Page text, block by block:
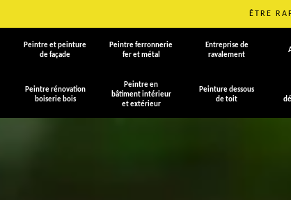
ÊTRE
Peintre et peinture
de façade
Peintre ferronnerie
fer et métal
Entreprise de
ravalement
Peintre rénovation
boiserie bois
Peintre en
bâtiment intérieur
et extérieur
Peinture dessous
de toit